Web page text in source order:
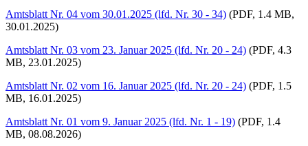
Amtsblatt Nr. 04 vom 30.01.2025 (lfd. Nr. 30 - 34) (PDF, 1.4 MB,
30.01.2025)
Amtsblatt Nr. 03 vom 23. Januar 2025 (lfd. Nr. 20 - 24) (PDF, 4.3
MB, 23.01.2025)
Amtsblatt Nr. 02 vom 16. Januar 2025 (lfd. Nr. 20 - 24) (PDF, 1.5
MB, 16.01.2025)
Amtsblatt Nr. 01 vom 9. Januar 2025 (lfd. Nr. 1 - 19) (PDF, 1.4
MB, 08.08.2026)